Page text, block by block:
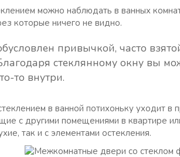
можно наблюдать в ванных
которые ничего не видно.
привычкой, часто
стеклянному окну вы
то внутри.
в ванной потихоньку уходит
с другими помещениями в квартире
так и с элементами остекления.